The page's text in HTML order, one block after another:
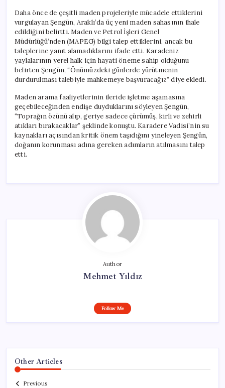
Daha önce de çeşitli maden projeleriyle mücadele ettiklerini
vurgulayan Şengün, Araklı’da üç yeni maden sahasının ihale
edildiğini belirtti. Maden ve Petrol İşleri Genel
Müdürlüğü’nden (MAPEG) bilgi talep ettiklerini, ancak bu
taleplerine yanıt alamadıklarını ifade etti. Karadeniz
yaylalarının yerel halk için hayati öneme sahip olduğunu
belirten Şengün, “Önümüzdeki günlerde yürütmenin
durdurulması talebiyle mahkemeye başvuracağız” diye ekledi.
Maden arama faaliyetlerinin ileride işletme aşamasına
geçebileceğinden endişe duyduklarını söyleyen Şengün,
“Toprağın özünü alıp, geriye sadece çürümüş, kirli ve zehirli
atıkları bırakacaklar” şeklinde konuştu. Karadere Vadisi’nin su
kaynakları açısından kritik önem taşıdığını yineleyen Şengün,
doğanın korunması adına gereken adımların atılmasını talep
etti.
Author
Mehmet Yıldız
Follow Me
Other Articles
Previous